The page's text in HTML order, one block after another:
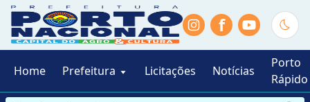
f
Home Prefeitura Licitações Notícias
Porto
Rápido